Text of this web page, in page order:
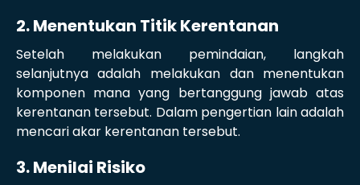
2. Menentukan Titik Kerentanan
Setelah melakukan pemindaian, langkah
selanjutnya adalah melakukan dan menentukan
komponen mana yang bertanggung jawab atas
kerentanan tersebut. Dalam pengertian lain adalah
mencari akar kerentanan tersebut.
3. Menilai Risiko